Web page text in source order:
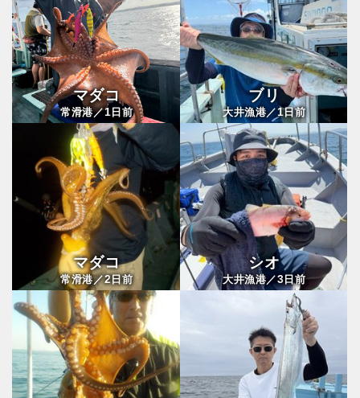
マダコ
常滑港／1日前
ブリ
大井漁港／ 1日前
マダコ
常滑港／2日前
シオ
大井漁港／3 日前